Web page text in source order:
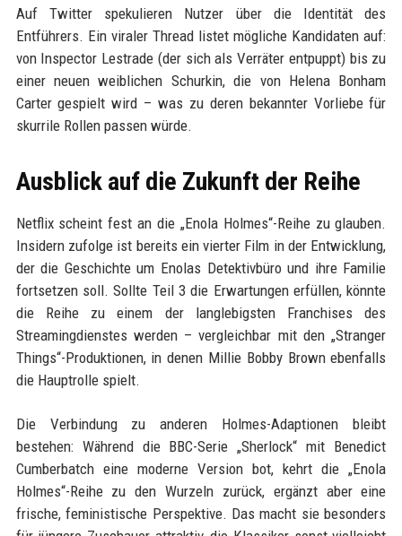
Auf Twitter spekulieren Nutzer über die Identität des
Entführers. Ein viraler Thread listet mögliche Kandidaten auf:
von Inspector Lestrade (der sich als Verräter entpuppt) bis zu
einer neuen weiblichen Schurkin, die von Helena Bonham
Carter gespielt wird – was zu deren bekannter Vorliebe für
skurrile Rollen passen würde.
Ausblick auf die Zukunft der Reihe
Netflix scheint fest an die „Enola Holmes“-Reihe zu glauben.
Insidern zufolge ist bereits ein vierter Film in der Entwicklung,
der die Geschichte um Enolas Detektivbüro und ihre Familie
fortsetzen soll. Sollte Teil 3 die Erwartungen erfüllen, könnte
die Reihe zu einem der langlebigsten Franchises des
Streamingdienstes werden – vergleichbar mit den „Stranger
Things“-Produktionen, in denen Millie Bobby Brown ebenfalls
die Hauptrolle spielt.
Die Verbindung zu anderen Holmes-Adaptionen bleibt
bestehen: Während die BBC-Serie „Sherlock“ mit Benedict
Cumberbatch eine moderne Version bot, kehrt die „Enola
Holmes“-Reihe zu den Wurzeln zurück, ergänzt aber eine
frische, feministische Perspektive. Das macht sie besonders